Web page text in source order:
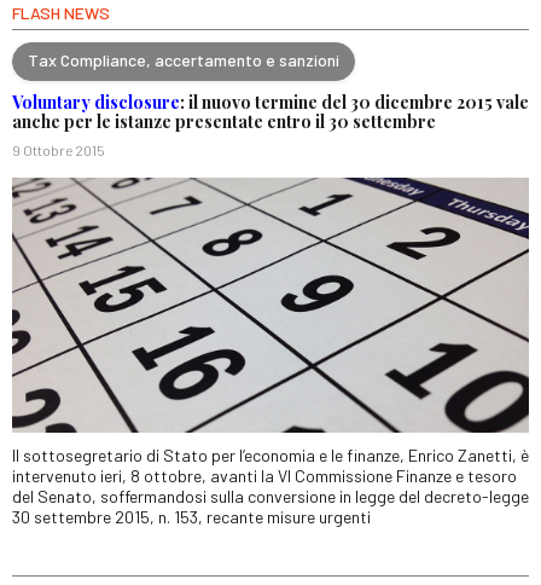
FLASH NEWS
Tax Compliance, accertamento e sanzioni
Voluntary disclosure: il nuovo termine del 30 dicembre 2015 vale
anche per le istanze presentate entro il 30 settembre
9 Ottobre 2015
Il sottosegretario di Stato per l’economia e le finanze, Enrico Zanetti, è
intervenuto ieri, 8 ottobre, avanti la VI Commissione Finanze e tesoro
del Senato, soffermandosi sulla conversione in legge del decreto-legge
30 settembre 2015, n. 153, recante misure urgenti